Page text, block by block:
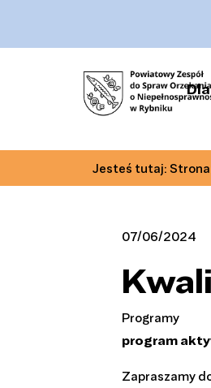
Jesteś tutaj: Strona
07/06/2024
Programy
program
Zapraszamy